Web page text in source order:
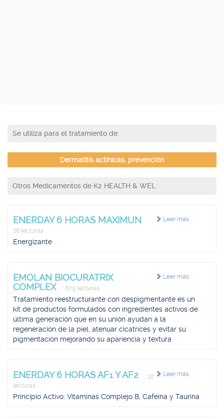
Se utiliza para el tratamiento de:
Dermatitis actínicas, prevención
Otros Medicamentos de K2 HEALTH & WEL
Leer más
ENERDAY 6 HORAS MAXIMUN
26 lecturas
Energizante
Leer más
EMOLAN BIOCURATRIX
COMPLEX
679 lecturas
Tratamiento reestructurante con despigmentante es un
kit de productos formulados con ingredientes activos de
última generación que en su unión ayudan a la
regeneración de la piel, atenuar cicatrices y evitar su
pigmentación mejorando su apariencia y textura
Leer más
ENERDAY 6 HORAS AF1 Y AF2
32
lecturas
Principio Activo: Vitaminas Complejo B, Cafeína y Taurina